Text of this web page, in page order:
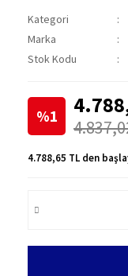
Kategori
Marka
Stok Kodu
%1
4.788,65 TL den